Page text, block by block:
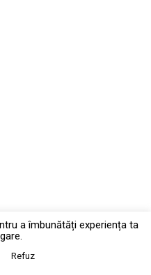
a îmbunătăți experiența ta
Refuz